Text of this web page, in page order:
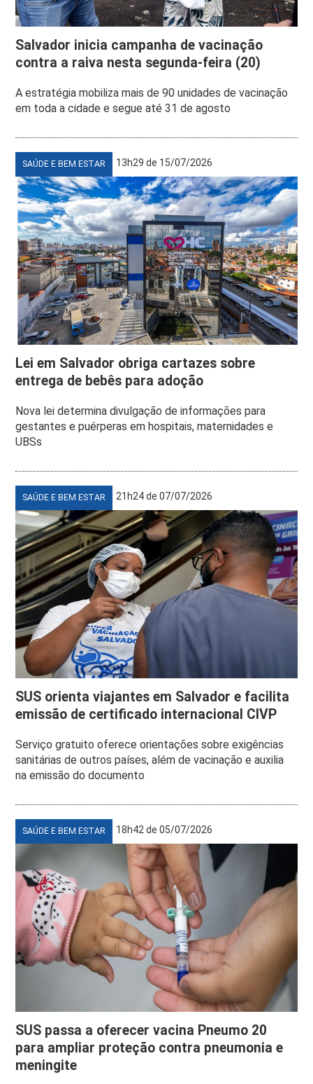
Salvador inicia campanha de vacinação
contra a raiva nesta segunda-feira (20)
A estratégia mobiliza mais de 90 unidades de vacinação
em toda a cidade e segue até 31 de agosto
SAÚDE E BEM ESTAR 13h29 de 15/07/2026
Lei em Salvador obriga cartazes sobre
entrega de bebês para adoção
Nova lei determina divulgação de informações para
gestantes e puérperas em hospitais, maternidades e
UBSs
SAÚDE E BEM ESTAR 21h24 de 07/07/2026
SUS orienta viajantes em Salvador e facilita
emissão de certificado internacional CIVP
Serviço gratuito oferece orientações sobre exigências
sanitárias de outros países, além de vacinação e auxilia
na emissão do documento
SAÚDE E BEM ESTAR 18h42 de 05/07/2026
SUS passa a oferecer vacina Pneumo 20
para ampliar proteção contra pneumonia e
meningite